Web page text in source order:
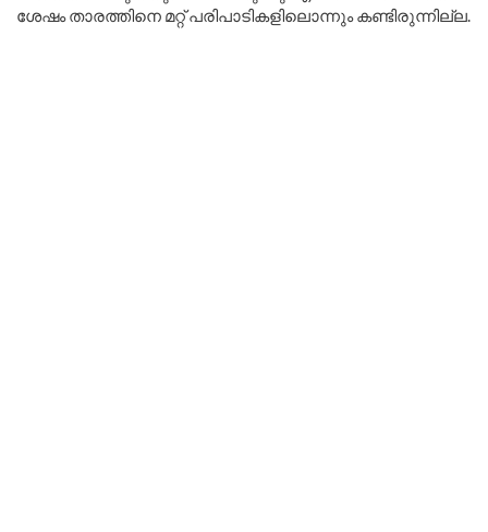
ശേഷം താരത്തിനെ മറ്റ് പരിപാടികളിലൊന്നും കണ്ടിരുന്നില്ല.